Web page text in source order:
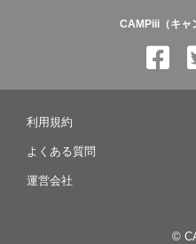
CAMPiii（キャ
利用規約
よくある質問
運営会社
©